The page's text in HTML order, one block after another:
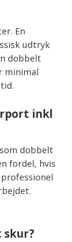
En
udtryk
dobbelt
minimal
inkl
dobbelt
fordel, hvis
skur?